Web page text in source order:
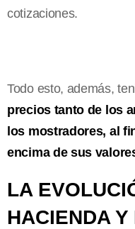
cotizaciones.
Todo esto, además,
precios tanto de los
los mostradores, al
encima de sus
LA
HACIENDA